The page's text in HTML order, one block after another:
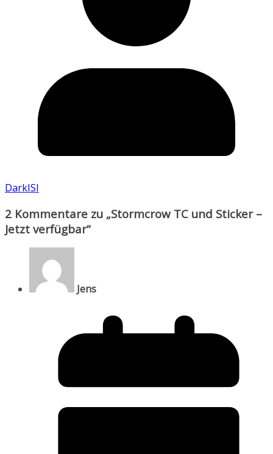
DarkISI
2 Kommentare zu „Stormcrow TC und Sticker –
Jetzt verfügbar“
Jens